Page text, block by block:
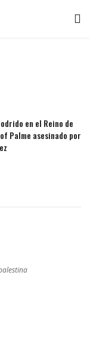
en el Reino de
Palme asesinado por